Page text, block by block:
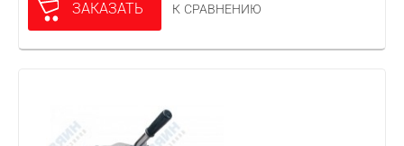
ЗАКАЗАТЬ К СРАВНЕНИЮ